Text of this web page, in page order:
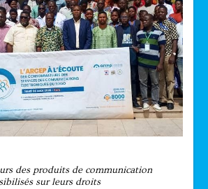
des produits de communication
sur leurs droits